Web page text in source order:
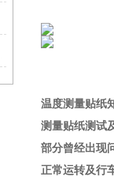
温度测量贴纸
测量贴纸测试
部分曾经出现
正常运转及行